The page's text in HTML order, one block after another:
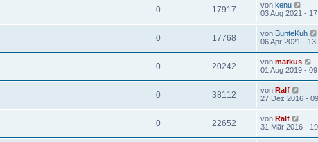
0 17917 von kenu
03 Aug 2021 -
0 17768 von BunteKuh
06 Apr 2021 -
0 20242 von markus
01 Aug 2019 -
0 38112 von Ralf
27 Dez 2016 -
0 22652 von Ralf
31 Mär 2016 -